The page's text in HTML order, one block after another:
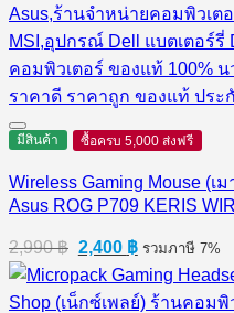
มีสินค้า ซื้อครบ 5,000 ส่งฟรี
Wireless Gaming Mouse (เ
Asus ROG P709 KERIS
2,990฿ Original
price
was:
2,990 ฿.
2,400 ฿Current
price
is:
2,400 ฿.
รวมภาษี 7%